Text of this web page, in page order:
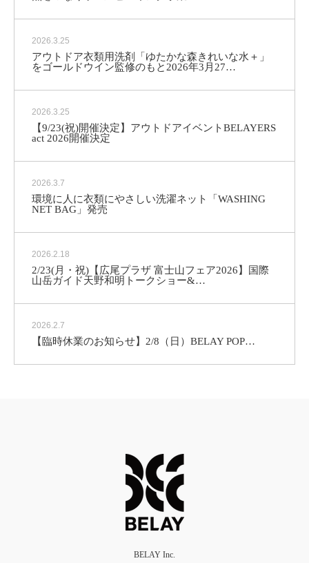
2026.3.25
アウトドア衣類用洗剤「ゆたかな森きれいな水＋」
をゴールドウイン監修のもと2026年3月27…
2026.3.25
【9/23(祝)開催決定】アウトドアイベントBELAYERS
act 2026開催決定
2026.3.7
環境に人に衣類にやさしい洗濯ネット「WASHING
NET BAG」発売
2026.2.18
2/23(月・祝)【広尾プラザ 富士山フェア2026】国際
山岳ガイド天野和明トークショー&…
2026.2.7
【臨時休業のお知らせ】2/8（日） BELAY POP…
BELAY Inc.